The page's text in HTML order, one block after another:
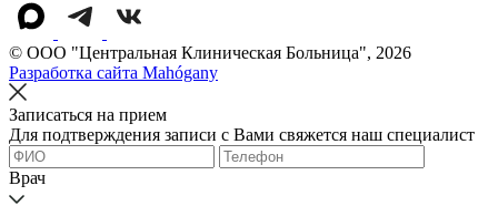
© OOO "Центральная Клиническая Больница", 2026
Разработка сайта Mahógany
Записаться на прием
Для подтверждения записи с Вами свяжется наш специалист
Врач